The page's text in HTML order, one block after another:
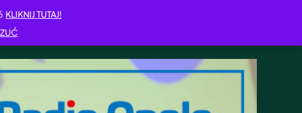
KLIKNIJ TUTAJ!